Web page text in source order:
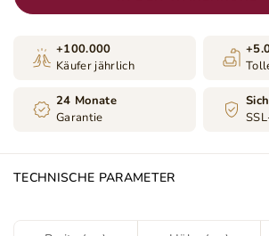
+100.000
Käufer jährlich
24 Monate
Garantie
TECHNISCHE PARAMETER